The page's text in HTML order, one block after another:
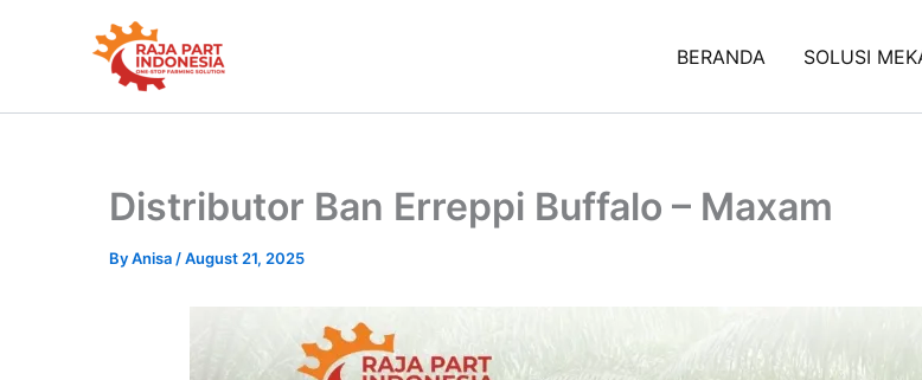
BERANDA SOLUSI
Distributor Ban Erreppi Buffalo – Maxam
ByAnisa /August 21, 2025